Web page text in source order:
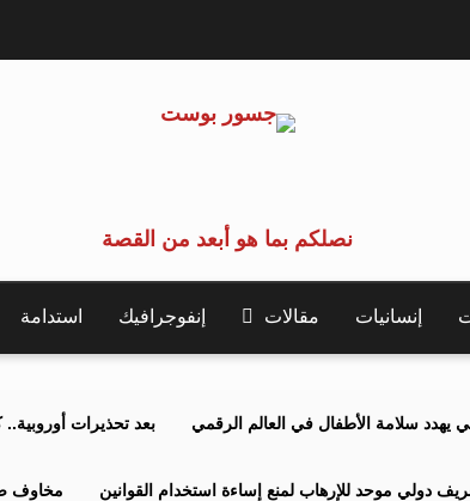
نصلكم بما هو أبعد من القصة
إنسانيات مقالات إنفوجرافيك استدامة
بعد تحذيرات أوروبية.. كيف يهدد سلامة الأطفال في العالم الرقمي
مخاوف دولي موحد للإرهاب لمنع إساءة استخدام القوانين